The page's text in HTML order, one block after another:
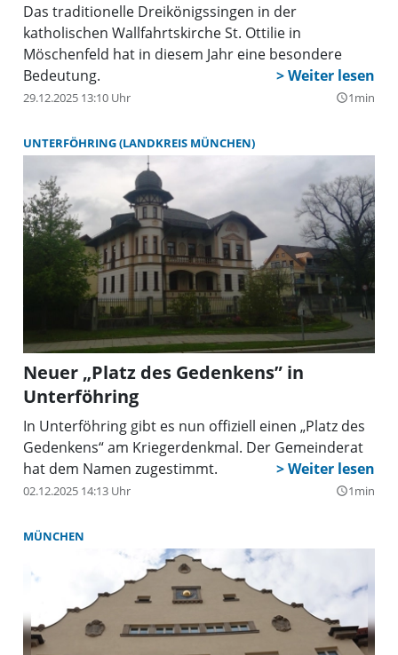
Das traditionelle Dreikönigssingen in der
katholischen Wallfahrtskirche St. Ottilie in
Möschenfeld hat in diesem Jahr eine besondere
Bedeutung.
29.12.2025 13:10 Uhr query_builder1min
UNTERFÖHRING (LANDKREIS MÜNCHEN)
Neuer „Platz des Gedenkens” in
Unterföhring
In Unterföhring gibt es nun offiziell einen „Platz des
Gedenkens“ am Kriegerdenkmal. Der Gemeinderat
hat dem Namen zugestimmt.
02.12.2025 14:13 Uhr query_builder1min
MÜNCHEN